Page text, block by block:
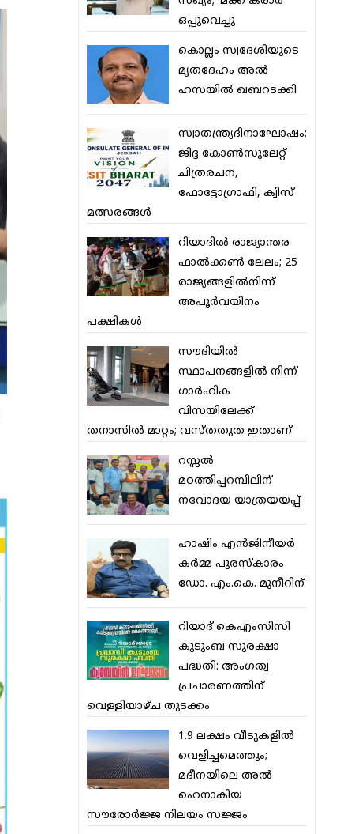
ഒപ്പുവെച്ചു
കൊല്ലം സ്വദേശിയുടെ
മൃതദേഹം അല്‍
ഹസയില്‍ ഖബറടക്കി
സ്വാതന്ത്ര്യദിനാഘോഷം:
ജിദ്ദ കോണ്‍സുലേറ്റ്
ചിത്രരചന,
ഫോട്ടോഗ്രാഫി, ക്വിസ്
മത്സരങ്ങള്‍
റിയാദില്‍ രാജ്യാന്തര
ഫാല്‍ക്കണ്‍ ലേലം; 25
രാജ്യങ്ങളില്‍നിന്ന്
അപൂര്‍വയിനം
പക്ഷികള്‍
സൗദിയില്‍
സ്ഥാപനങ്ങളില്‍ നിന്ന്
ഗാര്‍ഹിക
വിസയിലേക്ക്
തനാസില്‍ മാറ്റം; വസ്തതുത ഇതാണ്
റസ്സല്‍
മഠത്തിപ്പറമ്പിലിന്
നവോദയ യാത്രയയപ്പ്
ഹാഷിം എന്‍ജിനീയര്‍
കര്‍മ്മ പുരസ്‌കാരം
ഡോ. എം.കെ. മുനീറിന്
റിയാദ് കെഎംസിസി
കുടുംബ സുരക്ഷാ
പദ്ധതി: അംഗത്വ
പ്രചാരണത്തിന്
വെള്ളിയാഴ്ച തുടക്കം
1.9 ലക്ഷം വീടുകളില്‍
വെളിച്ചമെത്തും;
മദീനയിലെ അല്‍
ഹെനാകിയ
സൗരോര്‍ജ്ജ നിലയം സജ്ജം